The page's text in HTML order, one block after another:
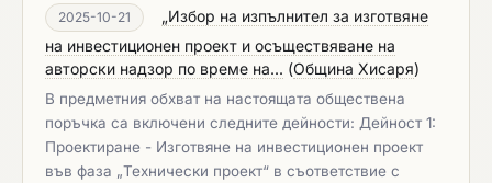
2025-10-21
„Избор на изпълнител за изготвяне
на инвестиционен проект и осъществяване на
авторски надзор по време на... (Община Хисаря)
В предметния обхват на настоящата обществена
поръчка са включени следните дейности: Дейност 1:
Проектиране - Изготвяне на инвестиционен проект
във фаза „Технически проект“ в съответствие с